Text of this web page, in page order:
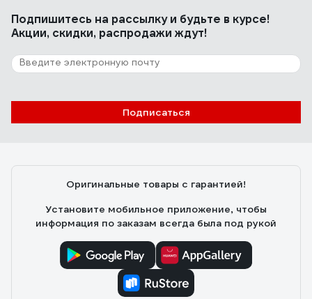
Подпишитесь на рассылкуи будьте в курсе!
Акции, скидки, распродажи ждут!
Подписаться
Оригинальные товары с гарантией!
Установите мобильное приложение, чтобы
информация по заказам всегда была под рукой